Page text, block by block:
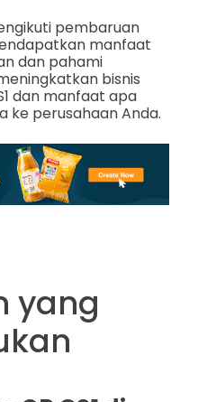
pembaruan
manfaat
dan pahami
bisnis
dan manfaat apa
ke perusahaan Anda.
yang